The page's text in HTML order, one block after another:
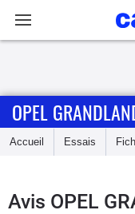
Accueil
Essais
OPEL
Accueil Essais
Avis OPEL